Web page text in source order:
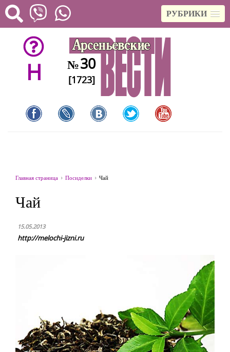
РУБРИКИ
H №30
[1723]
Главная страница Посиделки Чай
Чай
15.05.2013
http://melochi-jizni.ru